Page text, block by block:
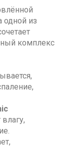
одной из
комплекс